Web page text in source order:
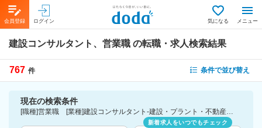
会員登録 ログイン 気になる メニュー
建設コンサルタント、営業職 の転職・求人検索結果
767 件 条件で並び替え
現在の検索条件
[職種]営業職 [業種]建設コンサルタント-建設・プラント・不動産業界
新着求人をいつでもチェック